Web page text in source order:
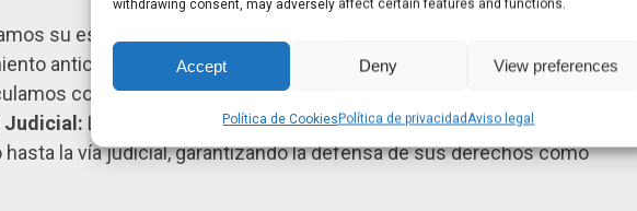
withdrawing consent, may adversely affect certain features and functions.
Accept Deny View preferences
Política de CookiesPolítica de privacidadAviso legal
su escritura en busca de cláusulas abusivas (suelo, gastos,
anticipado, etc.).
con precisión las cantidades que el banco debe devolverle.
Judicial: Llevamos a cabo el proceso de reclamación, desde el
la vía judicial, garantizando la defensa de sus derechos como